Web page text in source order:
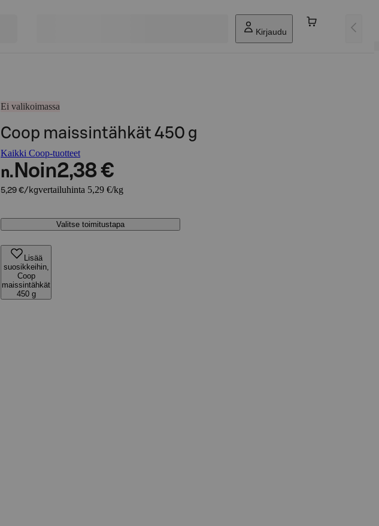
Kirjaudu
Ei valikoimassa
Coop maissintähkät 450 g
Kaikki Coop-tuotteet
n. Noin2,38 €
5,29 €/kgvertailuhinta 5,29 €/kg
Valitse toimitustapa
Lisää
suosikkeihin,
Coop
maissintähkät
450 g